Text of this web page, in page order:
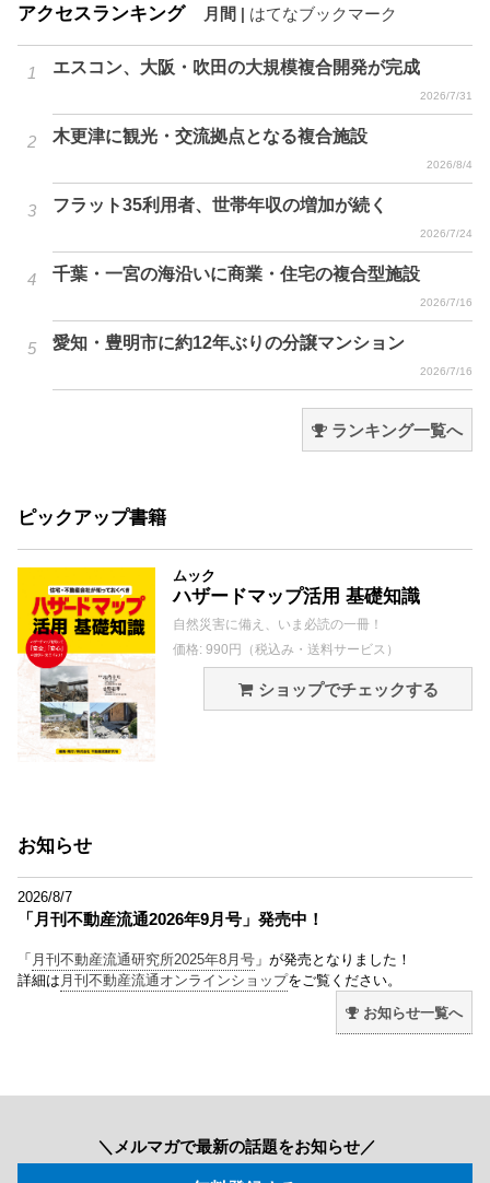
アクセスランキング 月間 はてなブックマーク
エスコン、大阪・吹田の大規模複合開発が完成
2026/7/31
木更津に観光・交流拠点となる複合施設
2026/8/4
フラット35利用者、世帯年収の増加が続く
2026/7/24
千葉・一宮の海沿いに商業・住宅の複合型施設
2026/7/16
愛知・豊明市に約12年ぶりの分譲マンション
2026/7/16
ランキング一覧へ
ピックアップ書籍
ムック
ハザードマップ活用 基礎知識
自然災害に備え、いま必読の一冊！
価格: 990円（税込み・送料サービス）
ショップでチェックする
お知らせ
2026/8/7
「月刊不動産流通2026年9月号」発売中！
「 月刊不動産流通研究所2025年8月号 」が発売となりました！
詳細は 月刊不動産流通オンラインショップをご覧ください。
お知らせ一覧へ
＼メルマガで最新の話題をお知らせ／